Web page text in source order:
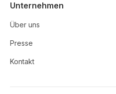
Unternehmen
Über uns
Presse
Kontakt